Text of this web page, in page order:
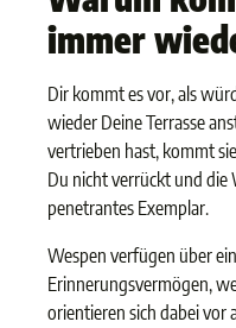
immer
Dir kommt es vor, als
wieder Deine Terrasse
vertrieben hast, kommt
Du nicht verrückt und die
penetrantes Exemplar.
Wespen verfügen über
Erinnerungsvermögen,
orientieren sich dabei vor